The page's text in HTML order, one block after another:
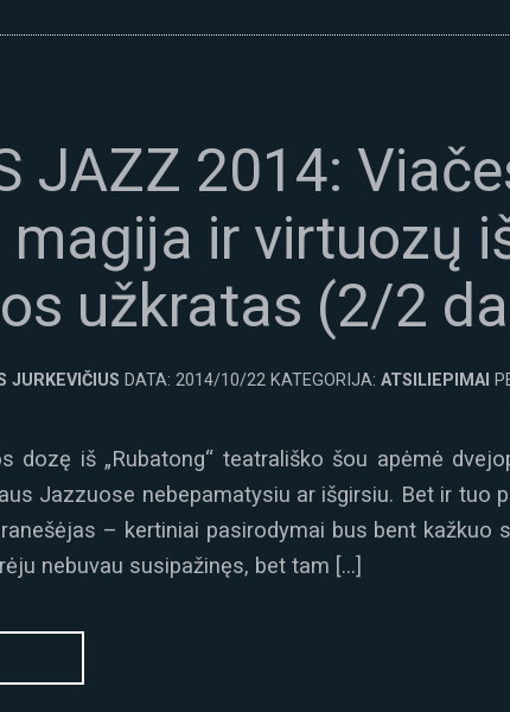
JAZZ 2014:
ir virtuozų
užkratas (2/2
JURKEVIČIUS DATA: 2014/10/22 KATEGORIJA: ATSILIEPIMAI
dozę iš „Rubatong“ teatrališko šou apėmė
Jazzuose nebepamatysiu ar išgirsiu. Bet ir tuo
– kertiniai pasirodymai bus bent kažkuo
nebuvau susipažinęs, bet tam […]